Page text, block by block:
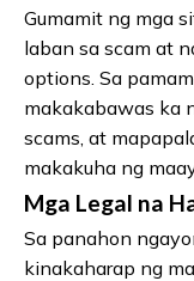
Gumamit ng mga
laban sa scam at
options. Sa
makakabawas ka
scams, at
makakuha ng
Mga Legal na
Sa panahon
kinakaharap ng